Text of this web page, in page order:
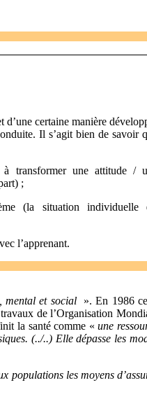
d’une certaine manière
Il s’agit bien de savoir
à transformer une attitude /
;
(la situation individuelle
l’apprenant.
mental et social
». En 1986
de l’Organisation
la santé comme «une
(../..) Elle dépasse les
populations les moyens